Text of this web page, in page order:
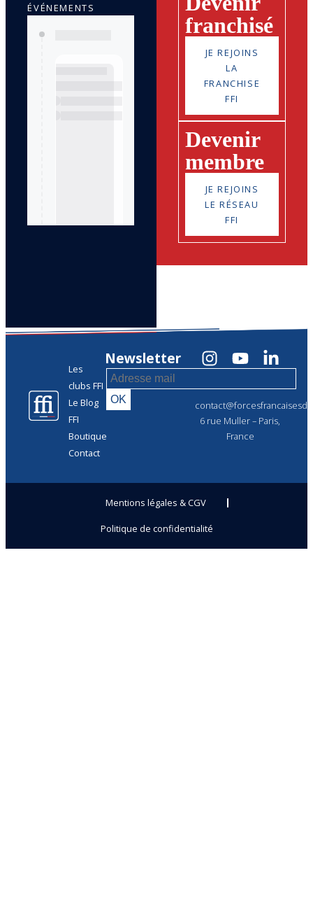
franchisé
JE REJOINS
LA
FRANCHISE
FFI
Devenir
membre
JE REJOINS
LE RÉSEAU
FFI
ÉVÉNEMENTS
Les
clubs FFI
Le Blog
FFI
Boutique
Contact
6 rue Muller – Paris,
France
Newsletter
Mentions légales & CGV
Politique de confidentialité